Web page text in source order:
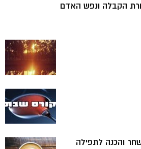
הקבלה ונפש האדם
והכנה לתפילה